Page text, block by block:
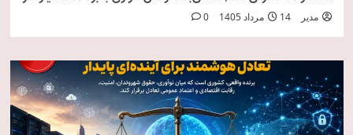
مدیر 14 مرداد 1405 0